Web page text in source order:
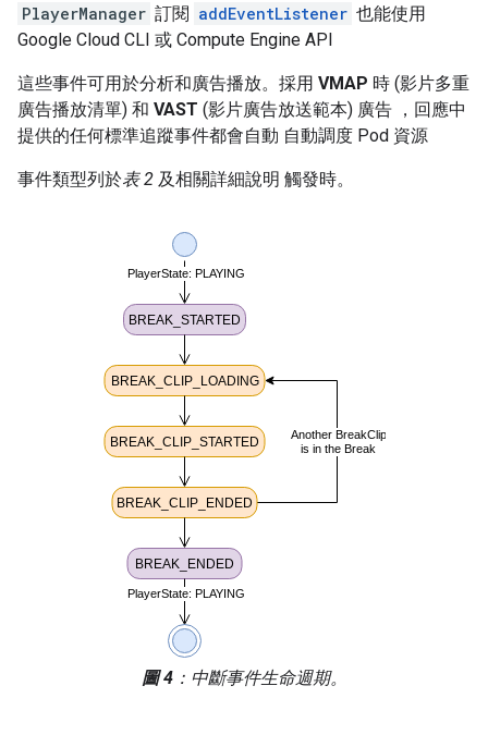
PlayerManager 訂閱 addEventListener 也能使用
Google Cloud CLI 或 Compute Engine API
這些事件可用於分析和廣告播放。採用 VMAP 時 (影片多重
廣告播放清單) 和 VAST (影片廣告放送範本) 廣告 ，回應中
提供的任何標準追蹤事件都會自動 自動調度 Pod 資源
事件類型列於表 2 及相關詳細說明 觸發時。
圖 4：中斷事件生命週期。
表 2：中斷活動及其說明。
BREAK_STARTED
主要內容的目前
觀看的休息時
間：position
BREAK_CLIP_LOADING 僅在拼接時間軸
廣告插播片段開
BREAK_CLIP_STARTED
廣告插播片段開
BREAK_CLIP_ENDED
廣告插播片段結
束時觸發。